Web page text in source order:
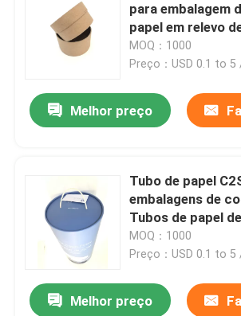
para embalagem
papel em relevo
MOQ：1000
Preço：USD 0.1 to 5
Melhor preço
Tubo de papel
embalagens de
Tubos de papel
a quente para
MOQ：1000
Preço：USD 0.1 to 5
Melhor preço